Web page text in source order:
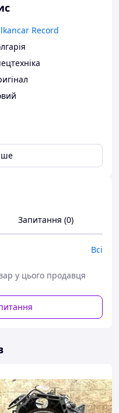
Record
Запитання (0)
Всі
у цього продавця